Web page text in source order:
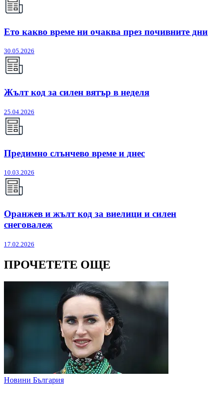
Ето какво време ни очаква през почивните дни
30.05.2026
Жълт код за силен вятър в неделя
25.04.2026
Предимно слънчево време и днес
10.03.2026
Оранжев и жълт код за виелици и силен
снеговалеж
17.02.2026
ПРОЧЕТЕТЕ ОЩЕ
Новини България